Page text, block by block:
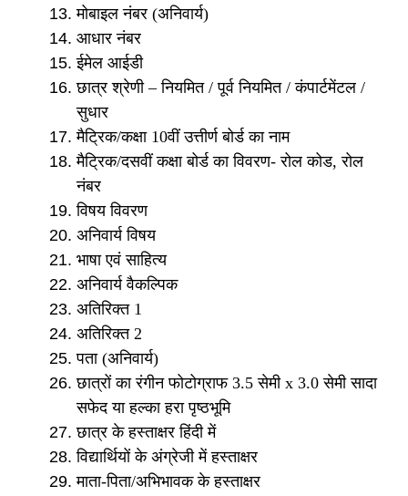
मोबाइल नंबर (अनिवार्य)
आधार नंबर
ईमेल आईडी
छात्र श्रेणी – नियमित / पूर्व नियमित / कंपार्टमेंटल /
सुधार
मैट्रिक/कक्षा 10वीं उत्तीर्ण बोर्ड का नाम
मैट्रिक/दसवीं कक्षा बोर्ड का विवरण- रोल कोड, रोल
नंबर
विषय विवरण
अनिवार्य विषय
भाषा एवं साहित्य
अनिवार्य वैकल्पिक
अतिरिक्त 1
अतिरिक्त 2
पता (अनिवार्य)
छात्रों का रंगीन फोटोग्राफ 3.5 सेमी x 3.0 सेमी सादा
सफेद या हल्का हरा पृष्ठभूमि
छात्र के हस्ताक्षर हिंदी में
विद्यार्थियों के अंग्रेजी में हस्ताक्षर
माता-पिता/अभिभावक के हस्ताक्षर